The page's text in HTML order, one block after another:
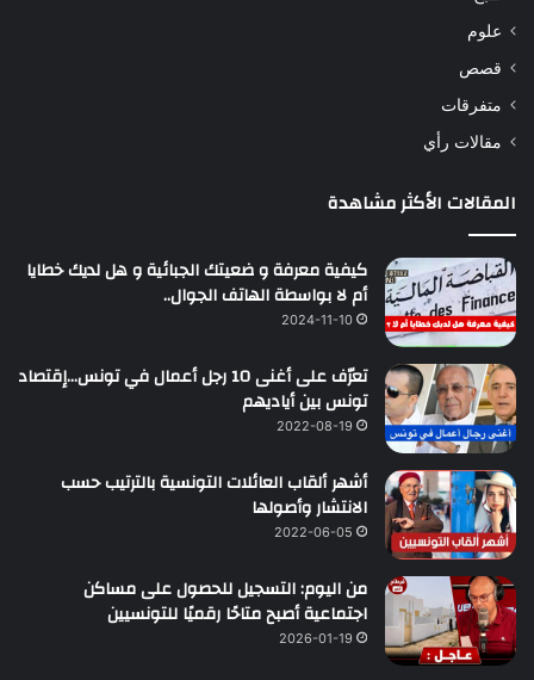
علوم
قصص
متفرقات
مقالات رأي
المقالات الأكثر مشاهدة
كيفية معرفة و ضعيتك الجبائية و هل لديك خطايا
أم لا بواسطة الهاتف الجوال..
2024-11-10
تعرّف على أغنى 10 رجل أعمال في تونس…إقتصاد
تونس بين أياديهم
2022-08-19
أشهر ألقاب العائلات التونسية بالترتيب حسب
الانتشار وأصولها
2022-06-05
من اليوم: التسجيل للحصول على مساكن
اجتماعية أصبح متاحًا رقميًا للتونسيين
2026-01-19